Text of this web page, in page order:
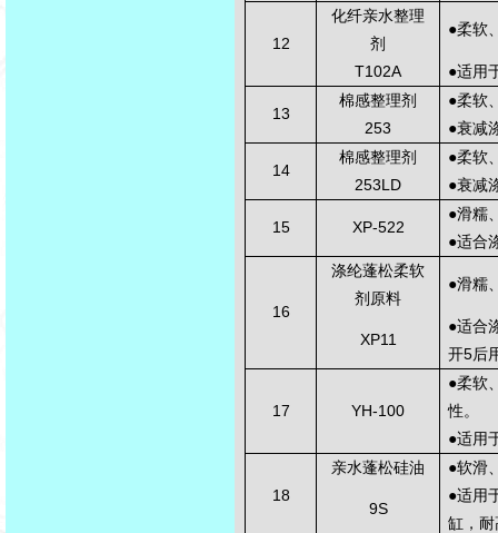
12
化纤亲水整理
剂
●柔软
T102A ●适用
13
棉感整理剂 ●柔软
253
●衰减
14
棉感整理剂 ●柔软
253LD
●衰减
15 XP-522
●滑糯
●适合
16
涤纶蓬松柔软
剂原料
●滑糯
XP11
●适合
开5后
17 YH-100
●柔软
性。
●适用
18
亲水蓬松硅油 ●软滑
9S
●适用
缸，